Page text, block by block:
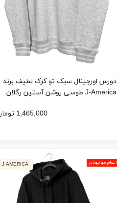
دورس اورجینال سبک تو کرک لطیف برند
J-America طوسی روشن آستین رگلان
1,465,000 تومان
اتمام موجودی J AMERICA